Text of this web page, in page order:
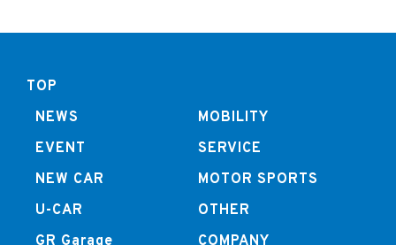
TOP
NEWS
EVENT
NEW CAR
U-CAR
MOBILITY
SERVICE
MOTOR SPORTS
OTHER